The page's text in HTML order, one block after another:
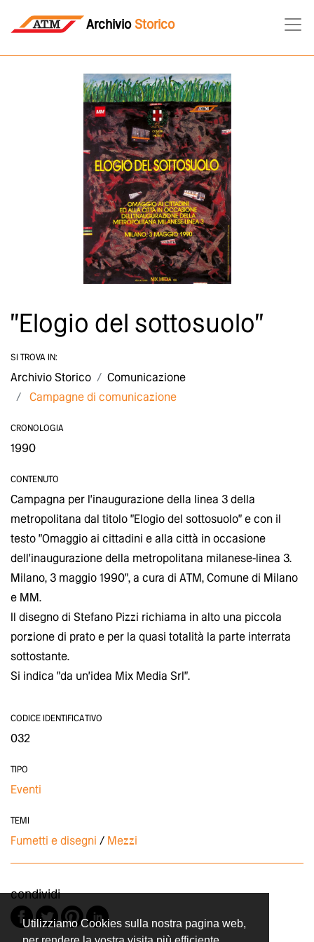
Utilizziamo Cookies sulla nostra pagina web,
Archivio Storico
"Elogio del sottosuolo"
SI TROVA IN:
Archivio Storico
Comunicazione
Campagne di comunicazione
CRONOLOGIA
1990
CONTENUTO
Campagna per l'inaugurazione della linea 3 della
metropolitana dal titolo "Elogio del sottosuolo" e con il
testo "Omaggio ai cittadini e alla città in occasione
dell'inaugurazione della metropolitana milanese-linea 3.
Milano, 3 maggio 1990", a cura di ATM, Comune di Milano
e MM.
Il disegno di Stefano Pizzi richiama in alto una piccola
porzione di prato e per la quasi totalità la parte interrata
sottostante.
Si indica "da un'idea Mix Media Srl".
CODICE IDENTIFICATIVO
032
TIPO
Eventi
TEMI
Fumetti e disegni Mezzi
condividi